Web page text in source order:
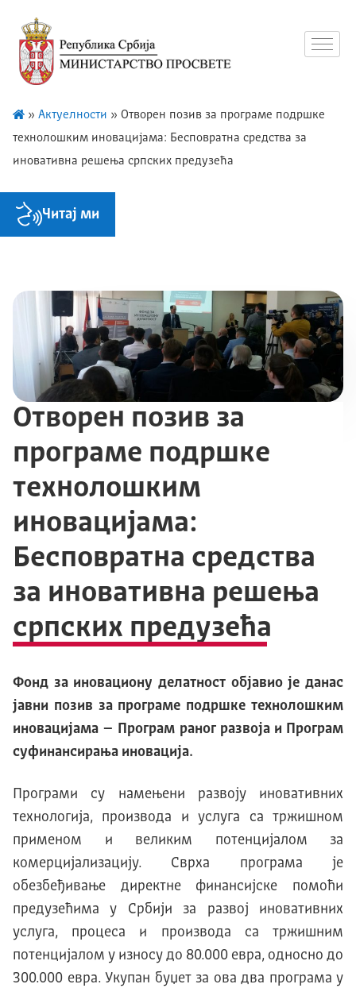
» Актуелности » Отворен позив за програме подршке
технолошким иновацијама: Бесповратна средства за
иновативна решења српских предузећа
Читај ми
Отворен позив за
програме подршке
технолошким
иновацијама:
Бесповратна средства
за иновативна решења
српских предузећа
Фонд за иновациону делатност објавио је данас
јавни позив за програме подршке технолошким
иновацијама – Програм раног развоја и Програм
суфинансирања иновација.
Програми су намењени развоју иновативних
технологија, производа и услуга са тржишном
применом и великим потенцијалом за
комерцијализацију. Сврха програма је
обезбеђивање директне финансијске помоћи
предузећима у Србији за развој иновативних
услуга, процеса и производа са тржишним
потенцијалом у износу до 80.000 евра, односно до
300.000 евра. Укупан буџет за ова два програма у